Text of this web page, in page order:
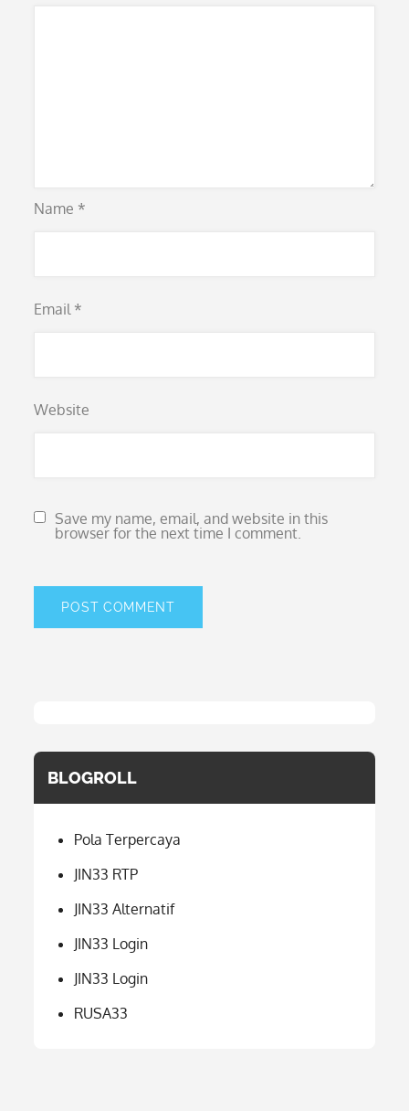
Name *
Email *
Website
Save my name, email, and website in this
browser for the next time I comment.
BLOGROLL
Pola Terpercaya
JIN33 RTP
JIN33 Alternatif
JIN33 Login
JIN33 Login
RUSA33